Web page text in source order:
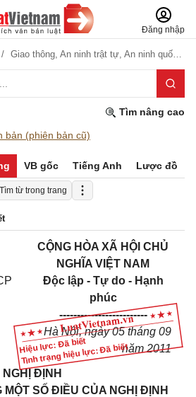
Đăng nhập
Giao thông, An ninh trật tự, An ninh quốc gia,
Tìm nâng cao
bản (phiên bản cũ)
VB gốc Tiếng Anh Lược đồ
Tìm từ trong trang
Hiệu lực: Đã biết
Tình trạng hiệu lực: Đã biết
CỘNG HÒA XÃ HỘI CHỦ
NGHĨA VIỆT NAM
Độc lập - Tự do - Hạnh
phúc
-------------------------
Hà Nội, ngày 05 tháng 09
năm 2011
NGHỊ ĐỊNH
SỐ ĐIỀU CỦA NGHỊ ĐỊNH